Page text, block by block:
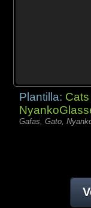
Plantilla: Cats
Gafas, Gato,